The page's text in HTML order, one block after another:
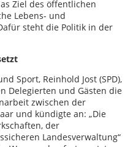
Ziel des öffentlichen
Lebens- und
steht die Politik in der
Sport, Reinhold Jost (SPD),
Delegierten und Gästen die
zwischen der
und kündigte an: „Die
der
Landesverwaltung“